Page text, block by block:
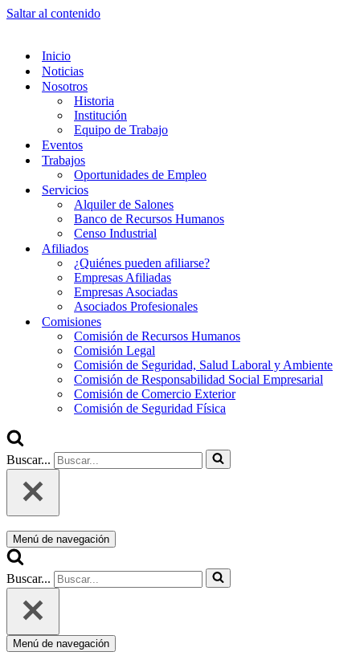
Saltar al contenido
Inicio
Noticias
Nosotros
Historia
Institución
Equipo de Trabajo
Eventos
Trabajos
Oportunidades de Empleo
Servicios
Alquiler de Salones
Banco de Recursos Humanos
Censo Industrial
Afiliados
¿Quiénes pueden afiliarse?
Empresas Afiliadas
Empresas Asociadas
Asociados Profesionales
Comisiones
Comisión de Recursos Humanos
Comisión Legal
Comisión de Seguridad, Salud Laboral y Ambiente
Comisión de Responsabilidad Social Empresarial
Comisión de Comercio Exterior
Comisión de Seguridad Física
Buscar...
Menú de navegación
Buscar...
Menú de navegación